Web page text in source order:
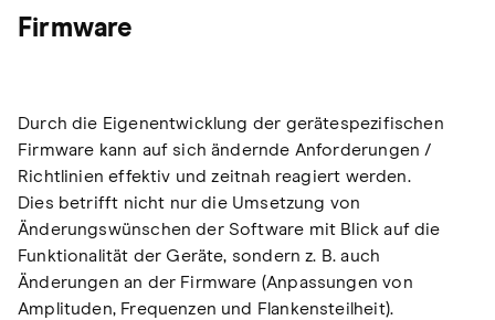
Firmware
Durch die Eigenentwicklung der gerätespezifischen
Firmware kann auf sich ändernde Anforderungen /
Richtlinien effektiv und zeitnah reagiert werden.
Dies betrifft nicht nur die Umsetzung von
Änderungswünschen der Software mit Blick auf die
Funktionalität der Geräte, sondern z. B. auch
Änderungen an der Firmware (Anpassungen von
Amplituden, Frequenzen und Flankensteilheit).